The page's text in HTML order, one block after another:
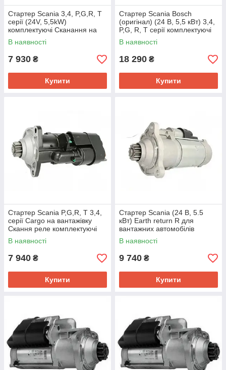
Стартер Scania 3,4, P,G,R, T
серії (24V, 5,5kW)
комплектуючі Сканання на
вантажівку реле
В наявності
7 930 ₴
Купити
Стартер Scania Bosch
(оригінал) (24 В, 5,5 кВт) 3,4,
P,G, R, T серії комплектуючі
на вантажівку реле
В наявності
18 290 ₴
Купити
Стартер Scania P,G,R, T 3,4,
серії Cargo на вантажівку
Скання реле комплектуючі
запчастини
В наявності
7 940 ₴
Купити
Стартер Scania (24 В, 5.5
кВт) Earth return R для
вантажних автомобілів
Скання Bosch
В наявності
9 740 ₴
Купити